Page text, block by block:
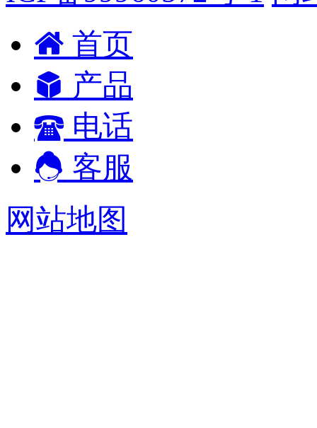
首页
产品
电话
客服
网站地图